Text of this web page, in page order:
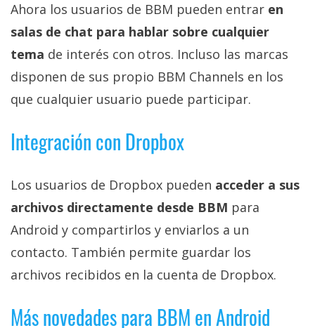
tutoriales.
El Grupo
Informático
2026.Algunos
reservados.
Ahora los usuarios de BBM pueden entrar en
salas de chat para hablar sobre cualquier
tema de interés con otros. Incluso las marcas
disponen de sus propio BBM Channels en los
que cualquier usuario puede participar.
Integración con Dropbox
Los usuarios de Dropbox pueden acceder a sus
archivos directamente desde BBM para
Android y compartirlos y enviarlos a un
contacto. También permite guardar los
archivos recibidos en la cuenta de Dropbox.
Más novedades para BBM en Android